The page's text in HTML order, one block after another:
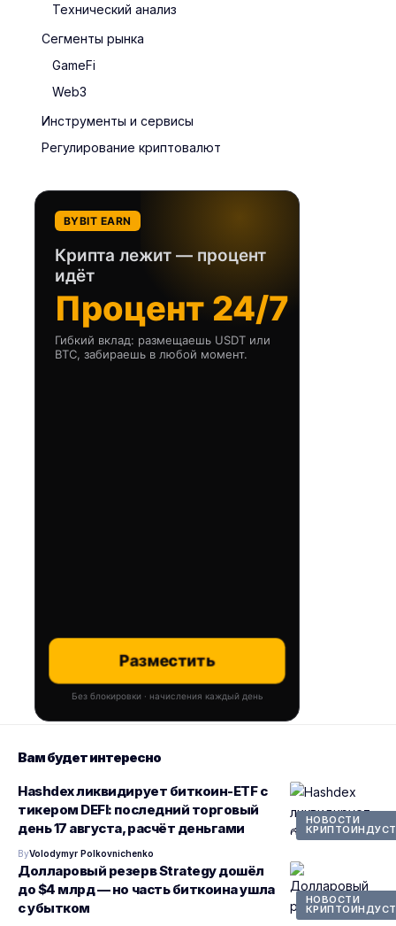
Технический анализ
Сегменты рынка
GameFi
Web3
Инструменты и сервисы
Регулирование криптовалют
BYBIT EARN
Крипта лежит — процент
идёт
Процент 24/7
Гибкий вклад: размещаешь USDT или
BTC, забираешь в любой момент.
Разместить
Без блокировки · начисления каждый день
Вам будет интересно
НОВОСТИ
Hashdex ликвидирует биткоин-ETF с
тикером DEFI: последний торговый
день 17 августа, расчёт деньгами
ByVolodymyr Polkovnichenko
НОВОСТИ
Долларовый резерв Strategy дошёл
до $4 млрд — но часть биткоина ушла
с убытком